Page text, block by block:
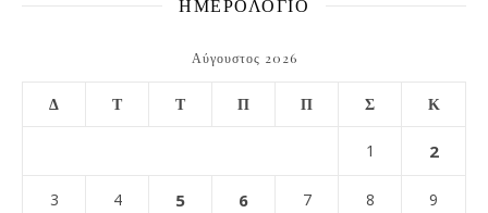
ΗΜΕΡΟΛΟΓΙΟ
Αύγουστος 2026
Δ Τ Τ Π Π Σ Κ
1 2
3 4 5 6 7 8 9